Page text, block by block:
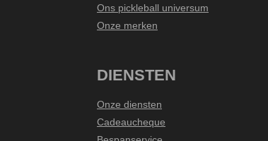
Ons pickleball universum
Onze merken
DIENSTEN
Onze diensten
Cadeaucheque